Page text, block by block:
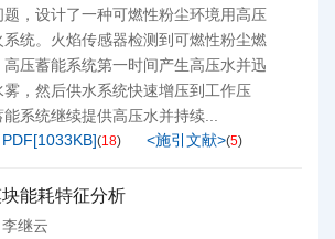
题，设计了一种可燃性粉尘环境用高压
统。火焰传感器检测到可燃性粉尘燃
压蓄能系统第一时间产生高压水并迅
，然后供水系统快速增压到工作压
系统继续提供高压水并持续...
PDF[1033KB](18) <施引文献>(5)
能耗特征分析
李继云